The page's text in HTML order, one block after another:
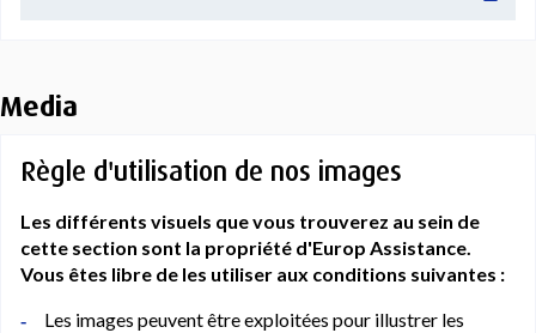
Media
Règle d'utilisation de nos images
Les différents visuels que vous trouverez au sein de
cette section sont la propriété d'Europ Assistance.
Vous êtes libre de les utiliser aux conditions suivantes :
Les images peuvent être exploitées pour illustrer les